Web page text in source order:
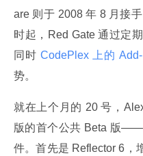
are 则于 2008 年 8 月接
时起，Red Gate 通过定
同时 CodePlex 上的
势。
就在上个月的 20 号，
版的首个公共 Beta 版——
件。首先是 Reflector 6，